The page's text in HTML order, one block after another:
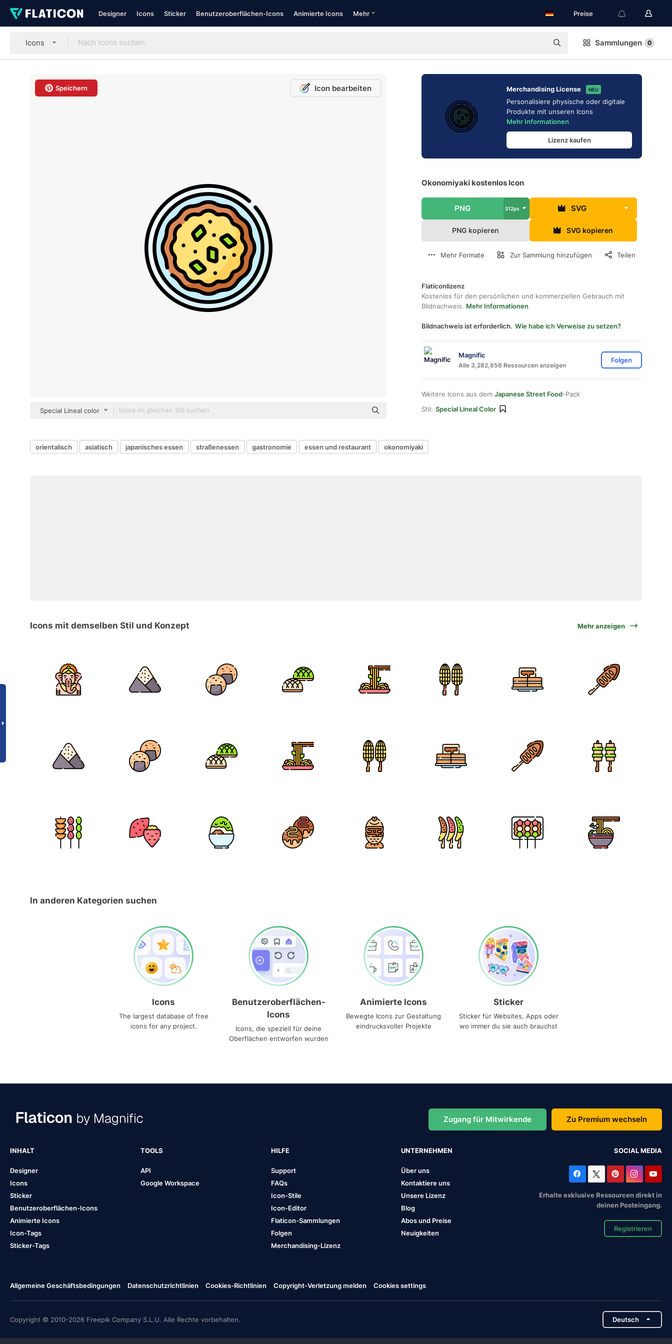
Designer Icons Sticker Benutzeroberflächen-Icons Animierte Icons Mehr Preise
Icons Sammlungen 0
Speichern Icon bearbeiten
Special Lineal color
Merchandising License NEU
Personalisiere physische oder digitale
Produkte mit unseren Icons
Mehr Informationen
Lizenz kaufen
Okonomiyaki kostenlos Icon
PNG 512px SVG
PNG kopieren SVG kopieren
Mehr Formate Zur Sammlung hinzufügen Teilen
Flaticonlizenz
Kostenlos für den persönlichen und kommerziellen Gebrauch mit
Bildnachweis. Mehr Informationen
Bildnachweis ist erforderlich. Wie habe ich Verweise zu setzen?
Magnific
Alle 3,282,856 Ressourcen anzeigen
Folgen
Weitere Icons aus dem Japanese Street Food-Pack
Stil: Special Lineal Color
orientalisch asiatisch japanisches essen straßenessen gastronomie essen und restaurant okonomiyaki
Icons mit demselben Stil und Konzept Mehr anzeigen
In anderen Kategorien suchen
Icons
The largest database of free
icons for any project.
Benutzeroberflächen-
Icons
Icons, die speziell für deine
Oberflächen entworfen wurden
Animierte Icons
Bewegte Icons zur Gestaltung
eindrucksvoller Projekte
Sticker
Sticker für Websites, Apps oder
wo immer du sie auch brauchst
Zugang für Mitwirkende Zu Premium wechseln
INHALT
Designer
Icons
Sticker
Benutzeroberflächen-Icons
Animierte Icons
Icon-Tags
Sticker-Tags
TOOLS
API
Google Workspace
HILFE
Support
FAQs
Icon-Stile
Icon-Editor
Flaticon-Sammlungen
Folgen
Merchandising-Lizenz
UNTERNEHMEN
Über uns
Kontaktiere uns
Unsere Lizenz
Blog
Abos und Preise
Neuigkeiten
SOCIAL MEDIA
Erhalte exklusive Ressourcen direkt in
deinen Posteingang.
Registrieren
Allgemeine Geschäftsbedingungen Datenschutzrichtlinien Cookies-Richtlinien Copyright-Verletzung melden Cookies settings
Copyright © 2010-2026 Freepik Company S.L.U. Alle Rechte vorbehalten. Deutsch